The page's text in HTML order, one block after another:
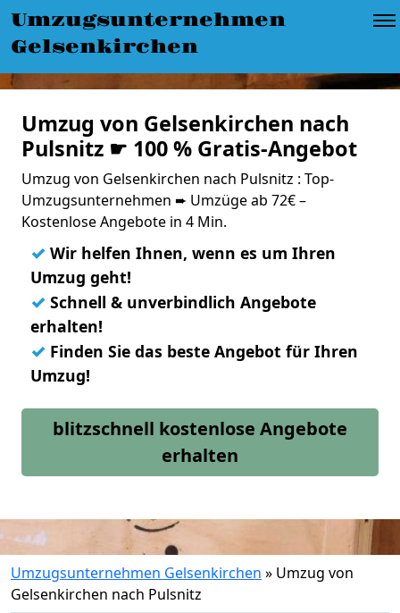
Umzugsunternehmen
Gelsenkirchen
Umzug von Gelsenkirchen nach
Pulsnitz ☛ 100 % Gratis-Angebot
Umzug von Gelsenkirchen nach Pulsnitz : Top-
Umzugsunternehmen ➨ Umzüge ab 72€ –
Kostenlose Angebote in 4 Min.
✓ Wir helfen Ihnen, wenn es um Ihren
Umzug geht!
✓ Schnell & unverbindlich Angebote
erhalten!
✓ Finden Sie das beste Angebot für Ihren
Umzug!
blitzschnell kostenlose Angebote
erhalten
Umzugsunternehmen Gelsenkirchen » Umzug von
Gelsenkirchen nach Pulsnitz